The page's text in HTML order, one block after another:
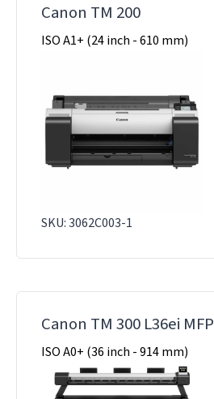
Canon TM 200
ISO A1+ (24 inch - 610 mm)
SKU: 3062C003-1
Canon TM 300 L36ei MFP
ISO A0+ (36 inch - 914 mm)